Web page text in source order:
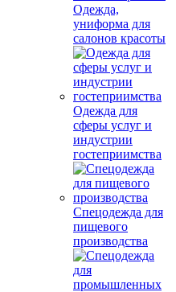
Одежда,
униформа для
салонов красоты
Одежда для
сферы услуг и
индустрии
гостеприимства
Спецодежда для
пищевого
производства